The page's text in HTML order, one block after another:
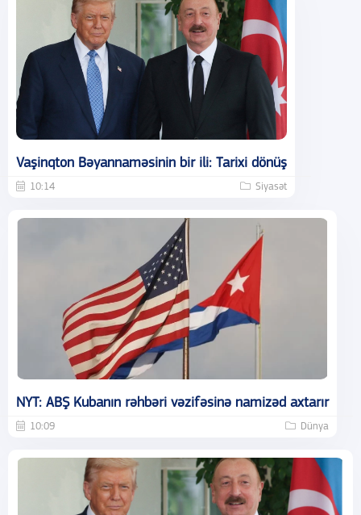
Vaşinqton Bəyannaməsinin bir ili: Tarixi dönüş
10:14 Siyasət
NYT: ABŞ Kubanın rəhbəri vəzifəsinə namizəd axtarır
10:09 Dünya